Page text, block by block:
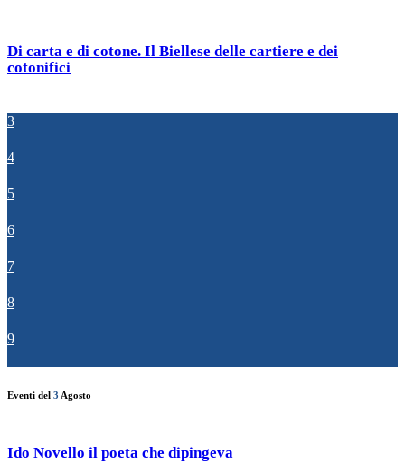
Di carta e di cotone. Il Biellese delle cartiere e dei
cotonifici
3
4
5
6
7
8
9
Eventi del 3 Agosto
Ido Novello il poeta che dipingeva